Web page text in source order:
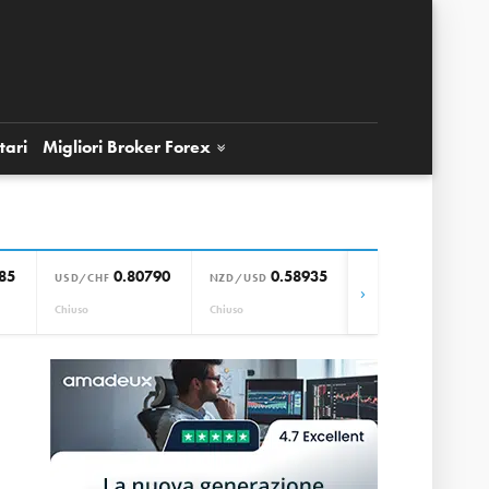
Migliori Broker Forex
USD/CHF 0.80790
Chiuso
NZD/USD 0.58935
Chiuso
›